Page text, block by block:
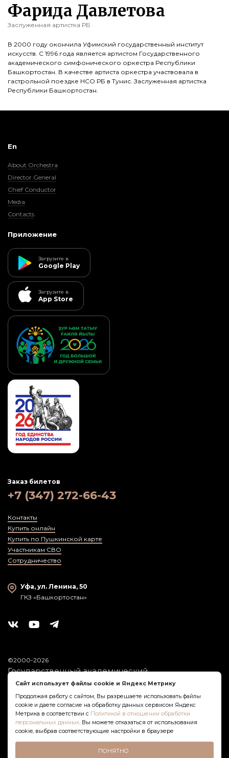
Фарида Давлетова
Заслуженная артистка РБ
В 2000 году окончила Уфимский государственный институт
искусств. С 1996 года является артистом Государственного
академического симфонического оркестра Республики
Башкортостан. В качестве артиста оркестра участвовала в
гастрольной поездке НСО РБ в Тунис. Заслуженная артистка
Республики Башкортостан.
En
About Orchestra
Director General
Chief Conductor
Media
Contacts
Приложение
Загрузите в
Google Play
Загрузите в
App Store
Заказ билетов
+7 (347) 272-66-43
Контакты
Купить онлайн
Купить по Пушкинской карте
Участникам СВО
Сотрудничество
Уфа, ул. Ленина, 50
ГКЗ «Башкортостан»
©2000-2026
Государственный академический
симфонический оркестр
Республики Башкортостан
Политика обработки персональных данных
Оставить отзыв о Госоркестре РБ
Создание сайта
Сайт использует файлы cookie и Яндекс Метрику
Продолжая работу с сайтом, Вы разрешаете использовать файлы
cookie и даете согласие на обработку данных сервисом Яндекс
Метрика в соответствии с Политикой в отношении обработки
персональных данных. Вы можете отказаться от использования
cookie, выбрав соответствующие настройки в браузере
ПОНЯТНО